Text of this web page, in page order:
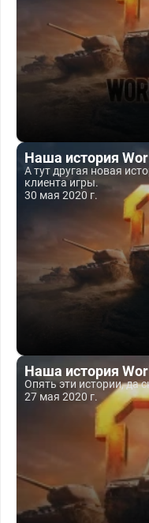
Наша история
А тут другая новая
клиента игры.
30 мая 2020 г.
Наша история
Опять эти истории, да
27 мая 2020 г.